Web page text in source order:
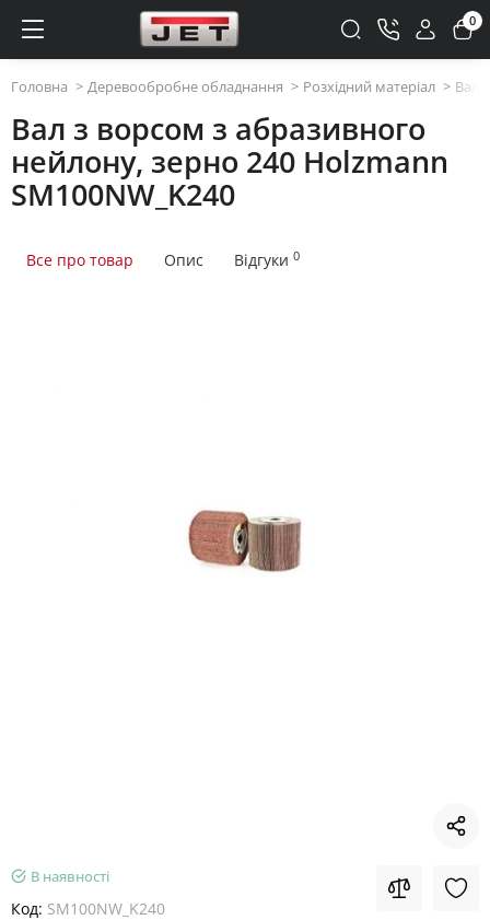
0
Головна Деревообробне обладнання Розхідний матеріал Вал
Вал з ворсом з абразивного
нейлону, зерно 240 Holzmann
SM100NW_K240
Все про товар Опис Відгуки 0
В наявності
Код: SM100NW_K240